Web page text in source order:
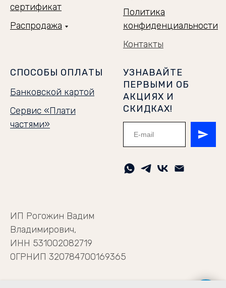
сертификат
Распродажа
Политика
конфиденциальности
Контакты
СПОСОБЫ ОПЛАТЫ
Банковской картой
Сервис «Плати
частями»
УЗНАВАЙТЕ
ПЕРВЫМИ ОБ
АКЦИЯХ И
СКИДКАХ!
ИП Рогожин Вадим
Владимирович,
ИНН 531002082719
ОГРНИП 320784700169365